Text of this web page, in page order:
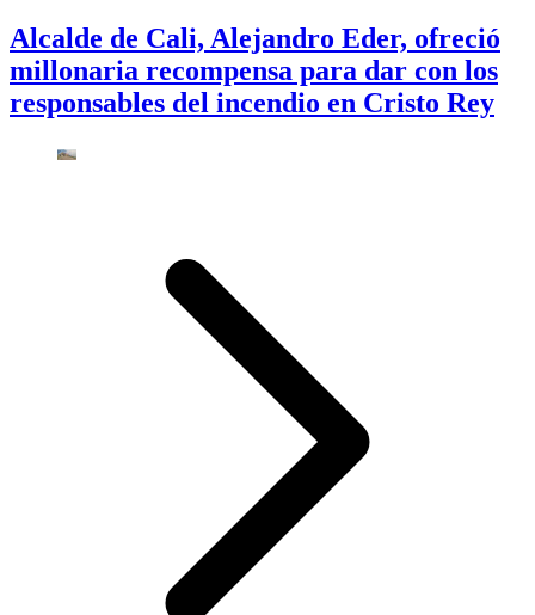
Alcalde de Cali, Alejandro Eder, ofreció
millonaria recompensa para dar con los
responsables del incendio en Cristo Rey